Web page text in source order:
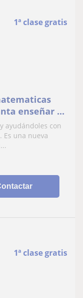
1ª clase gratis
enseñar y
ayudándoles con
Es una nueva
1ª clase gratis